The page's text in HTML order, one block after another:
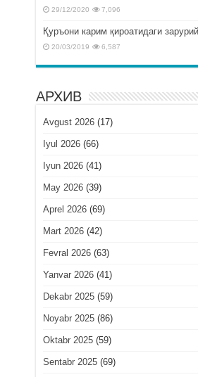
29/12/2020 7,096
Қуръони карим қироатидаги
20/03/2019 6,587
АРХИВ
Avgust 2026(17)
Iyul 2026(66)
Iyun 2026(41)
May 2026(39)
Aprel 2026(69)
Mart 2026(42)
Fevral 2026(63)
Yanvar 2026(41)
Dekabr 2025(59)
Noyabr 2025(86)
Oktabr 2025(59)
Sentabr 2025(69)